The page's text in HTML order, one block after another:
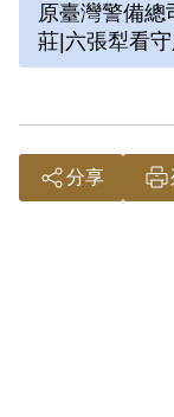
法處看守
刑。服刑
自學繪畫
六號牢房
個面構築
原臺灣警備
莊|六張犁看
分享